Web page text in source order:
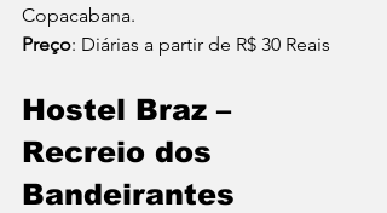
Copacabana.
Preço: Diárias a partir de R$ 30 Reais
Hostel Braz –
Recreio dos
Bandeirantes